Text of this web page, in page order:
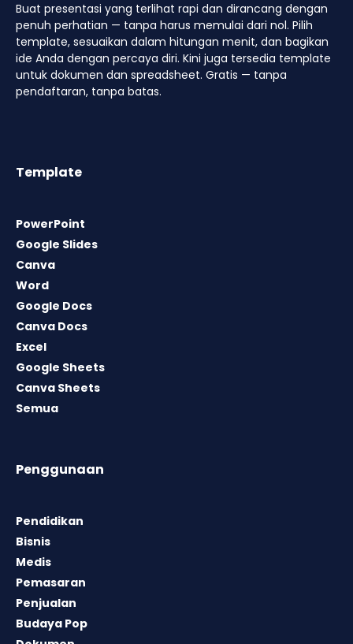
Buat presentasi yang terlihat rapi dan dirancang dengan
penuh perhatian — tanpa harus memulai dari nol. Pilih
template, sesuaikan dalam hitungan menit, dan bagikan
ide Anda dengan percaya diri. Kini juga tersedia template
untuk dokumen dan spreadsheet. Gratis — tanpa
pendaftaran, tanpa batas.
Template
PowerPoint
Google Slides
Canva
Word
Google Docs
Canva Docs
Excel
Google Sheets
Canva Sheets
Semua
Penggunaan
Pendidikan
Bisnis
Medis
Pemasaran
Penjualan
Budaya Pop